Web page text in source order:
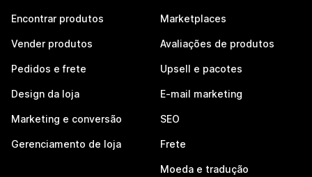
Encontrar produtos
Vender produtos
Pedidos e frete
Design da loja
Marketing e conversão
Gerenciamento de loja
Marketplaces
Avaliações de produtos
Upsell e pacotes
E-mail marketing
SEO
Frete
Moeda e tradução